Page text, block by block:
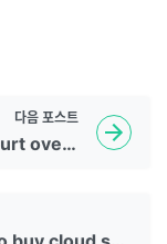
다음 포스트
[IT] Uber and Waymo fought in court over self-driving trucks. Now they're teaming up